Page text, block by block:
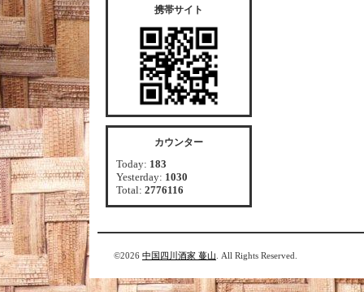
携帯サイト
カウンター
Today: 183
Yesterday: 1030
Total: 2776116
©2026 中国四川酒家 蔓山 . All Rights Reserved.